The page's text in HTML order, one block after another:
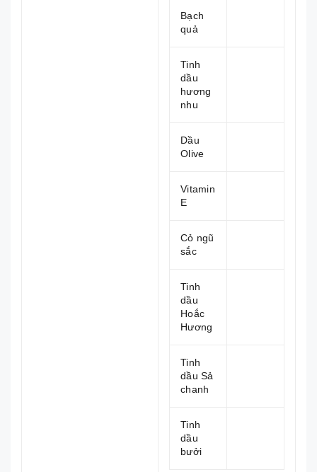
Bạch
quả
Tinh
dầu
hương
nhu
Dầu
Olive
Vitamin
E
Cỏ ngũ
sắc
Tinh
dầu
Hoắc
Hương
Tinh
dầu Sả
chanh
Tinh
dầu
bưởi